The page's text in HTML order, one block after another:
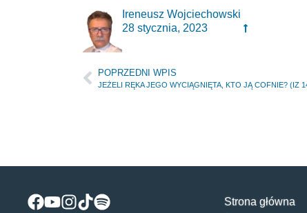
Ireneusz Wojciechowski
28 stycznia, 2023
POPRZEDNI WPIS
JEŻELI RĘKA JEGO WYCIĄGNIĘTA, KTO JĄ COFNIE? (IZ
Strona główna